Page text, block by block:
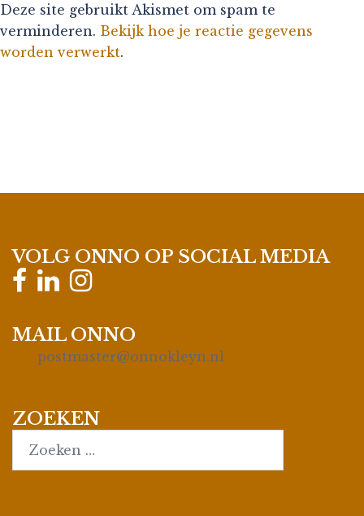
Deze site gebruikt Akismet om spam te
verminderen. Bekijk hoe je reactie gegevens
worden verwerkt.
VOLG ONNO OP SOCIAL MEDIA
MAIL ONNO
postmaster@onnokleyn.nl
ZOEKEN